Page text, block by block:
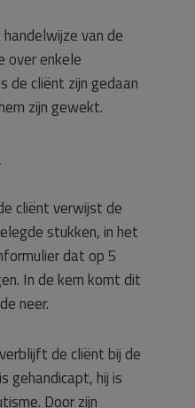
van de
over enkele
de cliënt zijn gedaan
zijn gewekt.
cliënt verwijst de
stukken, in het
dat op 5
In de kern komt dit
neer.
de cliënt bij de
gehandicapt, hij is
Door zijn